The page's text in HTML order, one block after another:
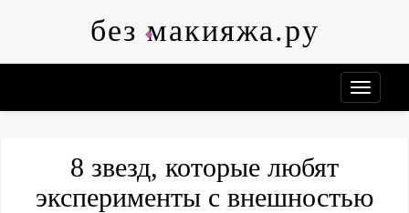
без макияжа.ру
8 звезд, которые любят
эксперименты с внешностью